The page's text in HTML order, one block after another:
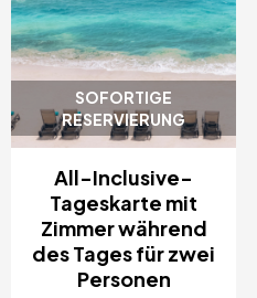
SOFORTIGE
RESERVIERUNG
All-Inclusive-
Tageskarte mit
Zimmer während
des Tages für zwei
Personen